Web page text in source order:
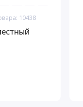
10438